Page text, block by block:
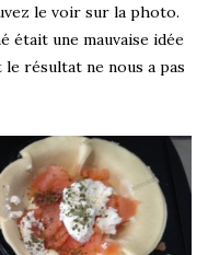
le voir sur la photo.
était une mauvaise idée
résultat ne nous a pas